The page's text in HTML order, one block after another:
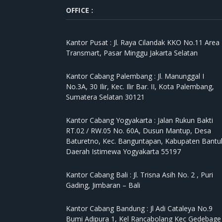
OFFICE :
Kantor Pusat : Jl. Raya Cilandak KKO No.11 Area
Transmart, Pasar Minggu Jakarta Selatan
Kantor Cabang Palembang : Jl. Manunggal I
No.3A, 30 Ilir, Kec. Ilir Bar. II, Kota Palembang,
Sumatera Selatan 30121
Kantor Cabang Yogyakarta : Jalan Rukun Bakti
RT.02 / RW.05 No. 60A, Dusun Mantup, Desa
Baturetno, Kec. Banguntapan, Kabupaten
Daerah Istimewa Yogyakarta 55197
Kantor Cabang Bali : Jl. Trisna Asih No. 2 , Puri
Gading, Jimbaran – Bali
Kantor Cabang Bandung : Jl Adi Cataleya No.9
Bumi Adipura 1, Kel Rancabolang Kec